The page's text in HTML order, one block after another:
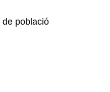
de població